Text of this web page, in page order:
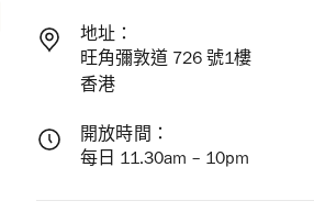
地址：
旺角彌敦道 726 號1樓
香港
開放時間：
每日 11.30am – 10pm